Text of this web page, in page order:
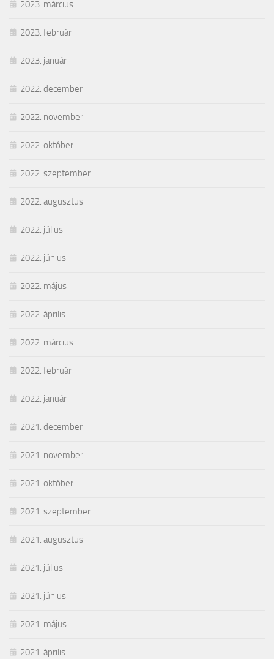
2023. március
2023. február
2023. január
2022. december
2022. november
2022. október
2022. szeptember
2022. augusztus
2022. július
2022. június
2022. május
2022. április
2022. március
2022. február
2022. január
2021. december
2021. november
2021. október
2021. szeptember
2021. augusztus
2021. július
2021. június
2021. május
2021. április